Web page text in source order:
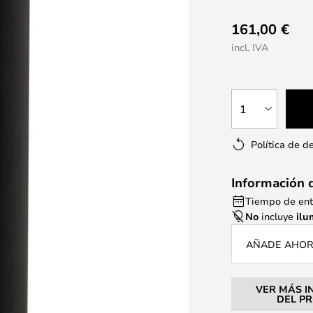
161,00 €
incl. IVA
1
Política de
Información
Tiempo de
No incluye
AÑADE
VER MÁS
DEL